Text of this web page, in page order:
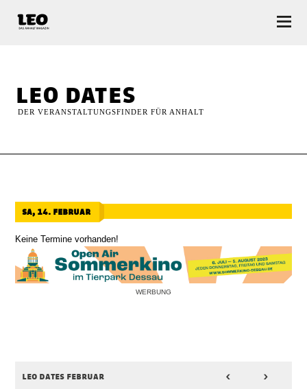
leo dates
DER VERANSTALTUNGSFINDER FÜR ANHALT
sa, 14. februar
Keine Termine vorhanden!
WERBUNG
leo dates februar < >